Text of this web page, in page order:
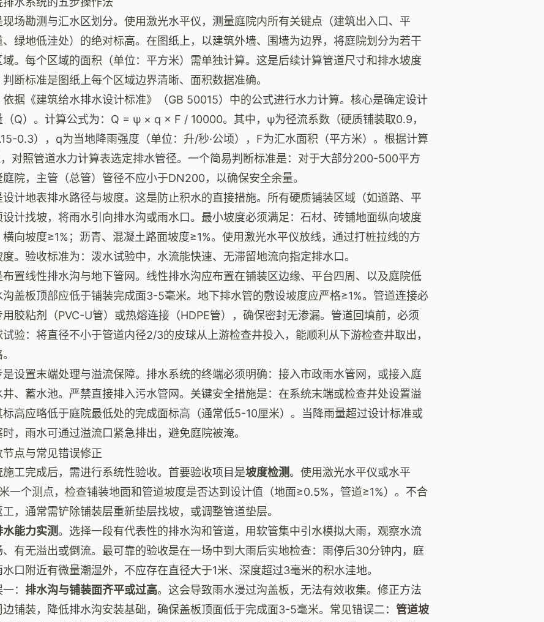
现场勘测与汇水区划分。使用激光水平仪，测量庭院内所有关键点（建筑出入口、平
、绿地低洼处）的绝对标高。在图纸上，以建筑外墙、围墙为边界，将庭院划分为若干
。每个区域的面积（单位：平方米）需单独计算。这是后续计算管道尺寸和排水坡度
断标准是图纸上每个区域边界清晰、面积数据准确。
依据《建筑给水排水设计标准》（GB 50015）中的公式进行水力计算。核心是确定设计
（Q）。计算公式为：Q = ψ × q × F / 10000。其中，ψ为径流系数（硬质铺装取0.9，
0.3），q为当地降雨强度（单位：升/秒·公顷），F为汇水面积（平方米）。根据计算
对照管道水力计算表选定排水管径。一个简易判断标准是：对于大部分200-500平方
庭院，主管（总管）管径不应小于DN200，以确保安全余量。
设计地表排水路径与坡度。这是防止积水的直接措施。所有硬质铺装区域（如道路、平
设计找坡，将雨水引向排水沟或雨水口。最小坡度必须满足：石材、砖铺地面纵向坡度
向坡度≥1%；沥青、混凝土路面坡度≥1%。使用激光水平仪放线，通过打桩拉线的方
。验收标准为：泼水试验中，水流能快速、无滞留地流向指定排水口。
布置线性排水沟与地下管网。线性排水沟应布置在铺装区边缘、平台四周、以及庭院低
沟盖板顶部应低于铺装完成面3-5毫米。地下排水管的敷设坡度应严格≥1%。管道连接必
用胶粘剂（PVC-U管）或热熔连接（HDPE管），确保密封无渗漏。管道回填前，必须
试验：将直径不小于管道内径2/3的皮球从上游检查井投入，能顺利从下游检查井取出，
设置末端处理与溢流保障。排水系统的终端必须明确：接入市政雨水管网，或接入庭
井、蓄水池。严禁直接排入污水管网。关键安全措施是：在系统末端或检查井处设置溢
标高应略低于庭院最低处的完成面标高（通常低5-10厘米）。当降雨量超过设计标准或
，雨水可通过溢流口紧急排出，避免庭院被淹。
点与常见错误修正
施工完成后，需进行系统性验收。首要验收项目是坡度检测。使用激光水平仪或水平
一个测点，检查铺装地面和管道坡度是否达到设计值（地面≥0.5%，管道≥1%）。不合
，通常需铲除铺装层重新垫层找坡，或调整管道垫层。
水能力实测。选择一段有代表性的排水沟和管道，用软管集中引水模拟大雨，观察水流
、有无溢出或倒流。最可靠的验收是在一场中到大雨后实地检查：雨停后30分钟内，庭
水口附近有微量潮湿外，不应存在直径大于1米、深度超过3毫米的积水洼地。
： 排水沟与铺装面齐平或过高。这会导致雨水漫过沟盖板，无法有效收集。修正方法
边铺装，降低排水沟安装基础，确保盖板顶面低于完成面3-5毫米。常见错误二： 管道坡